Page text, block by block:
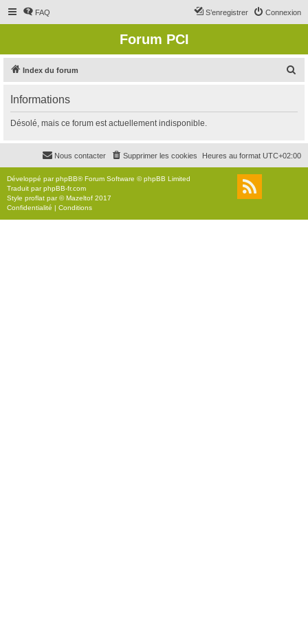
FAQ Connexion
S’enregistrer
Forum PCI
Index du forum
r
c
r
Informations
Désolé, mais ce forum est actuellement indisponible.
Heures au format UTC+02:00
Supprimer les cookies
Nous contacter
Développé parphpBB® Forum Software © phpBB Limited
Traduit parphpBB-fr.com
Style proflat par ©Mazeltof 2017
Confidentialité | Conditions